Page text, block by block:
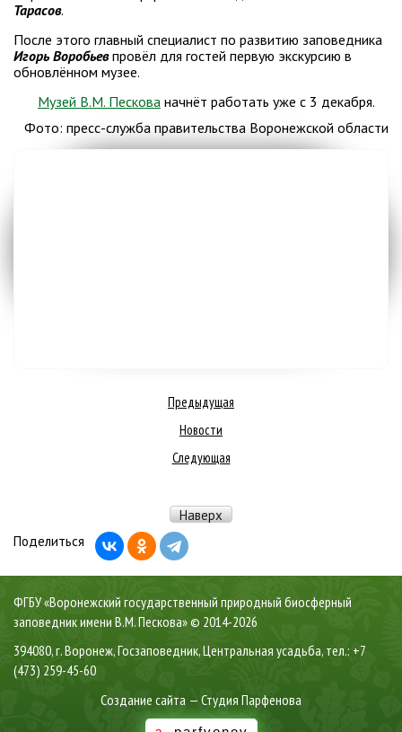
Тарасов.
После этого главный специалист по развитию заповедника
Игорь Воробьевпровёл для гостей первую экскурсию в
обновлённом музее.
Музей В.М. Пескова начнёт работать уже с 3 декабря.
Фото: пресс-служба правительства Воронежской области
Предыдущая
Новости
Следующая
Наверх
Поделиться
ФГБУ «Воронежский государственный природный биосферный
заповедник имени В.М. Пескова» © 2014-2026
394080, г. Воронеж, Госзаповедник, Центральная усадьба, тел.: +7
(473) 259-45-60
Создание сайта — Студия Парфенова